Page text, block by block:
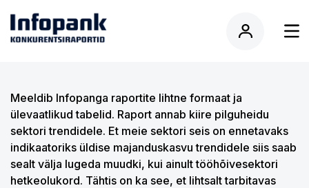
Meeldib Infopanga raportite lihtne formaat ja
ülevaatlikud tabelid. Raport annab kiire pilguheidu
sektori trendidele. Et meie sektori seis on ennetavaks
indikaatoriks üldise majanduskasvu trendidele siis saab
sealt välja lugeda muudki, kui ainult tööhõivesektori
hetkeolukord. Tähtis on ka see, et lihtsalt tarbitavas